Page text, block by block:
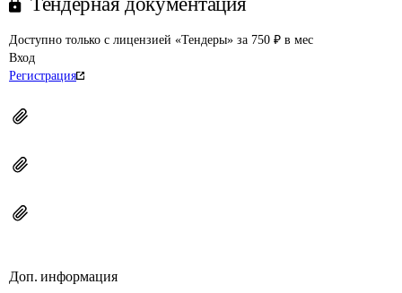
Доступно только с лицензией «Тендеры» за 750 ₽ в мес
Вход
Регистрация
Доп. информация